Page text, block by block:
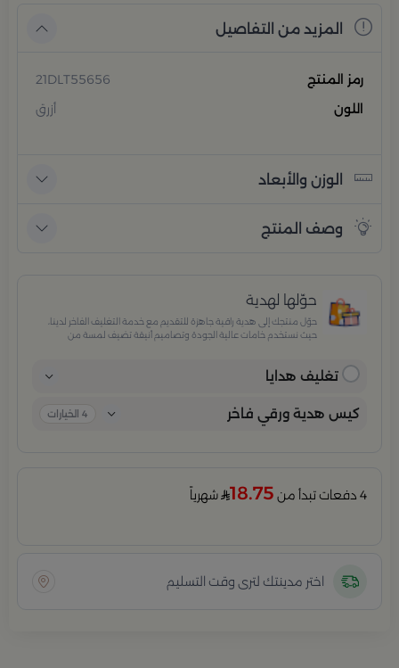
المزيد من التفاصيل
رمز المنتج
21DLT55656
اللون
أزرق
الوزن والأبعاد
وصف المنتج
حوّلها لهدية
حوّل منتجك إلى هدية راقية جاهزة للتقديم مع خدمة التغليف الفاخر لدينا،
حيث نستخدم خامات عالية الجودة وتصاميم أنيقة تضيف لمسة من
تغليف هدايا
كيس هدية ورقي فاخر 4 الخيارات
4 دفعات تبدأ من 18.75 شهرياً
اختر مدينتك لترى وقت التسليم